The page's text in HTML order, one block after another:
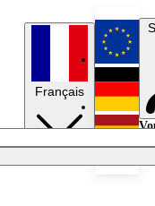
Français